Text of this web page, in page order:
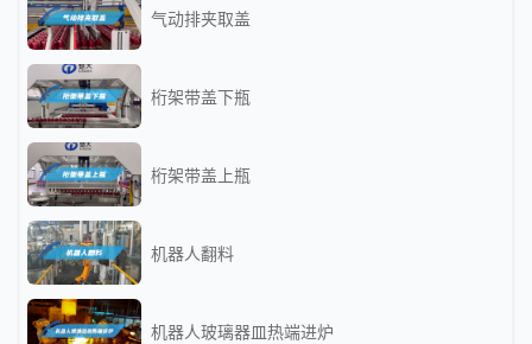
气动排夹取盖
桁架带盖下瓶
桁架带盖上瓶
机器人翻料
机器人玻璃器皿热端进炉